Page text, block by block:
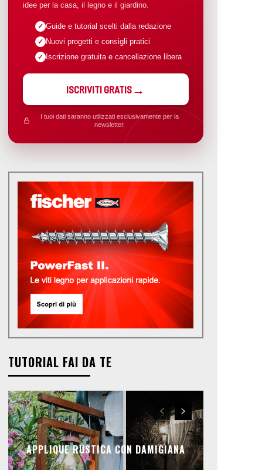
idee per la casa, il legno e il giardino.
Guide e tutorial scelti dalla redazione
Nuovi progetti e consigli pratici
Iscrizione gratuita e cancellazione libera
ISCRIVITI GRATIS
I tuoi dati saranno utilizzati esclusivamente per la
newsletter.
TUTORIAL FAI DA TE
APPLIQUE RUSTICA CON DAMIGIANA